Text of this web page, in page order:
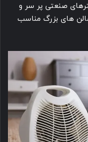
صنعتی پر سر و
های بزرگ مناسب